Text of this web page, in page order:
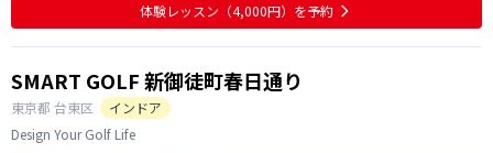
体験レッスン （4,000円） を予約
SMART GOLF 新御徒町春日通り
東京都 台東区
インドア
Design Your Golf Life